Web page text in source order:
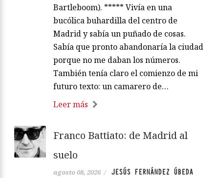
Bartleboom). ***** Vivía en una
bucólica buhardilla del centro de
Madrid y sabía un puñado de cosas.
Sabía que pronto abandonaría la ciudad
porque no me daban los números.
También tenía claro el comienzo de mi
futuro texto: un camarero de…
Leer más
Franco Battiato: de Madrid al
suelo
agosto 08, 2026 / JESÚS FERNÁNDEZ ÚBEDA